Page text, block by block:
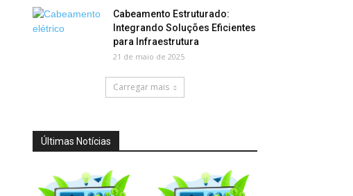
Cabeamento Estruturado:
Integrando Soluções Eficientes
para Infraestrutura
21 de maio de 2025
Carregar mais
Últimas Notícias